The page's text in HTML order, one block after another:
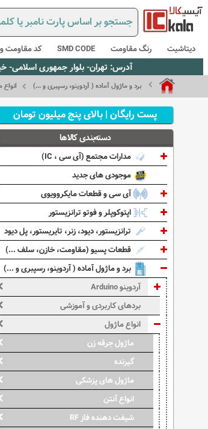
دیتاشیت رنگ مقاومت SMD CODE کد مقاومت
آدرس: تهران- بلوار جمهوری اسلامی- خیابان سی تیر- نبش کوچه رستمی جاهد-
برد و ماژول آماده ( آردوینو، رسپبری و ...)
پست رایگان | بالای پنج میلیون تومان
دسته‌بندی کالاها
مدارات مجتمع (آی سی ، IC)
موجودی های جدید
آی سی و قطعات مایکروویوی
اپتوکوپلر و فوتو ترانزیستور
ترانزیستور، دیود، زنر، تایریستور، پل دیود
قطعات پسیو (مقاومت، خازن، سلف ...)
برد و ماژول آماده ( آردوینو، رسپبری و ...)
آردوینو Arduino
بردهای کاربردی و آموزشی
انواع ماژول
ماژول جرقه زن
گیرنده
ماژول های پزشکی
انواع آنتن
شیفت دهنده فاز RF